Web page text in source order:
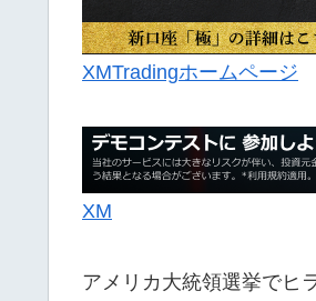
XMTradingホームページ
XM
アメリカ大統領選挙でヒ